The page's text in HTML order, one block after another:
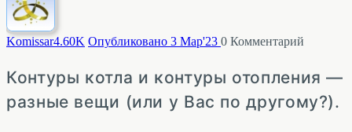
Komissar4.60K Опубликовано 3 Мар'23 0 Комментарий
Контуры котла и контуры отопления —
разные вещи (или у Вас по другому?).